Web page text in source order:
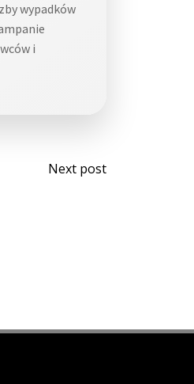
wypadków
i
Post
Next post